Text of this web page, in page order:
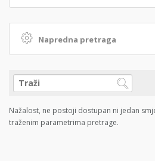
Napredna pretraga
Nažalost, ne postoji dostupan ni jedan
traženim parametrima pretrage.